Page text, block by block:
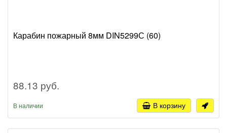
Карабин пожарный 8мм DIN5299С (60)
88.13 руб.
В наличии В корзину